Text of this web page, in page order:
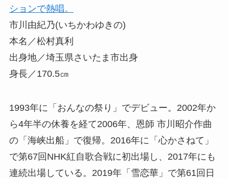
市川由紀乃(いちかわゆきの)
本名／松村真利
出身地／埼玉県さいたま市出身
身長／170.5㎝
1993年に「おんなの祭り」でデビュー。2002年か
ら4年半の休養を経て2006年、恩師 市川昭介作曲
の「海峡出船」で復帰。2016年に「心かさねて」
で第67回NHK紅自歌合戦に初出場し、2017年にも
連続出場している。2019年「雪恋華」で第61回日